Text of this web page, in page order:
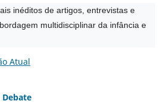
inéditos de artigos, entrevistas e
multidisciplinar da infância e
Atual